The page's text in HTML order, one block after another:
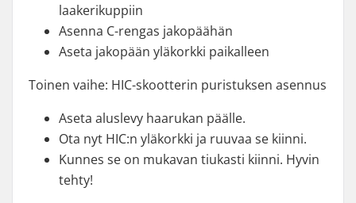
laakerikuppiin
Asenna C-rengas jakopäähän
Aseta jakopään yläkorkki paikalleen
Toinen vaihe: HIC-skootterin puristuksen asennus
Aseta aluslevy haarukan päälle.
Ota nyt HIC:n yläkorkki ja ruuvaa se kiinni.
Kunnes se on mukavan tiukasti kiinni. Hyvin
tehty!